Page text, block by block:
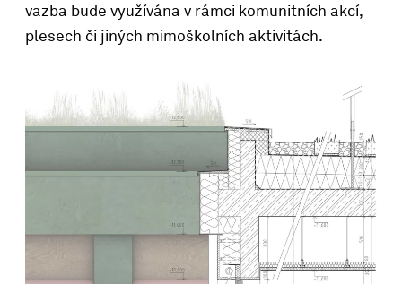
vazba bude využívána v rámci komunitních akcí,
plesech či jiných mimoškolních aktivitách.